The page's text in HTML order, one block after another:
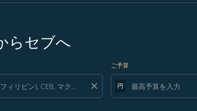
らセブへ
close
ご予算
円